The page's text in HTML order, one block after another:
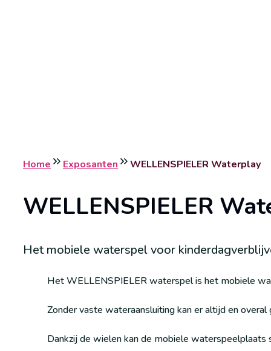
Home Exposanten WELLENSPIELER Waterplay
WELLENSPIELER
Het mobiele waterspel voor
Het WELLENSPIELER waterspel is het mobiele
Zonder vaste wateraansluiting kan er altijd en
Dankzij de wielen kan de mobiele